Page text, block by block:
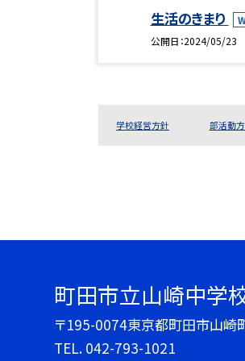
生活のきまり
公開日 2024/05/23
学校経営方針 部活動
町田市立山崎中学
〒195-0074東京都町田市山崎
TEL. 042-793-1021